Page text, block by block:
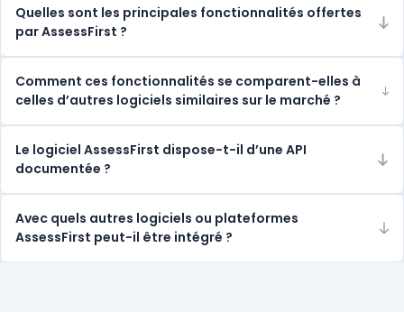
Quelles sont les principales fonctionnalités offertes
par AssessFirst ?
Comment ces fonctionnalités se comparent-elles à
celles d’autres logiciels similaires sur le marché ?
Le logiciel AssessFirst dispose-t-il d’une API
documentée ?
Avec quels autres logiciels ou plateformes
AssessFirst peut-il être intégré ?